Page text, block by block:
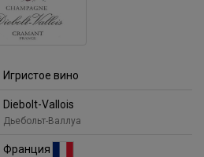
Игристое вино
Diebolt-Vallois
Дьебольт-Валлуа
Франция